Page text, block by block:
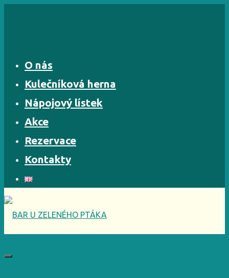
O nás
Kulečníková herna
Nápojový lístek
Akce
Rezervace
Kontakty